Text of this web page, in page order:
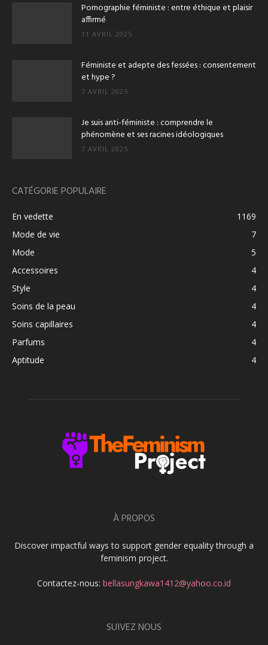
Pornographie féministe : entre éthique et plaisir
affirmé
11 AVRIL 2025
Féministe et adepte des fessées : consentement
et hype ?
7 AVRIL 2025
Je suis anti‑féministe : comprendre le
phénomène et ses racines idéologiques
7 AVRIL 2025
CATÉGORIE POPULAIRE
En vedette
1169
Mode de vie
7
Mode
5
Accessoires
4
Style
4
Soins de la peau
4
Soins capillaires
4
Parfums
4
Aptitude
4
À PROPOS
Discover impactful ways to support gender equality through a
feminism project.
Contactez-nous: bellasungkawa1412@yahoo.co.id
SUIVEZ NOUS